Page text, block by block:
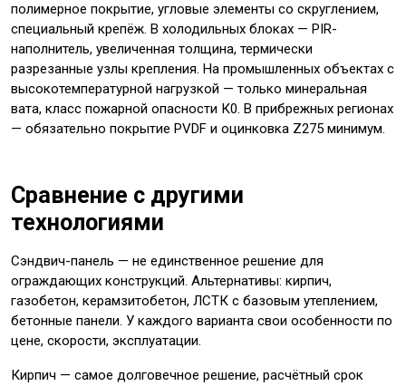
полимерное покрытие, угловые элементы со скруглением,
специальный крепёж. В холодильных блоках — PIR-
наполнитель, увеличенная толщина, термически
разрезанные узлы крепления. На промышленных объектах с
высокотемпературной нагрузкой — только минеральная
вата, класс пожарной опасности К0. В прибрежных регионах
— обязательно покрытие PVDF и оцинковка Z275 минимум.
Сравнение с другими
технологиями
Сэндвич-панель — не единственное решение для
ограждающих конструкций. Альтернативы: кирпич,
газобетон, керамзитобетон, ЛСТК с базовым утеплением,
бетонные панели. У каждого варианта свои особенности по
цене, скорости, эксплуатации.
Кирпич — самое долговечное решение, расчётный срок